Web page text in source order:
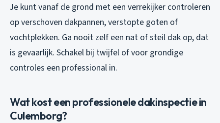
Je kunt vanaf de grond met een verrekijker controleren
op verschoven dakpannen, verstopte goten of
vochtplekken. Ga nooit zelf een nat of steil dak op, dat
is gevaarlijk. Schakel bij twijfel of voor grondige
controles een professional in.
Wat kost een professionele dakinspectie in
Culemborg?